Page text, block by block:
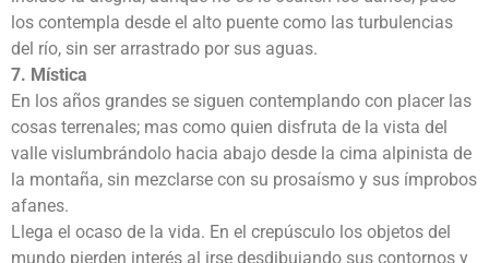
los contempla desde el alto puente como las turbulencias
del río, sin ser arrastrado por sus aguas.
7. Mística
En los años grandes se siguen contemplando con placer las
cosas terrenales; mas como quien disfruta de la vista del
valle vislumbrándolo hacia abajo desde la cima alpinista de
la montaña, sin mezclarse con su prosaísmo y sus ímprobos
afanes.
Llega el ocaso de la vida. En el crepúsculo los objetos del
mundo pierden interés al irse desdibujando sus contornos y